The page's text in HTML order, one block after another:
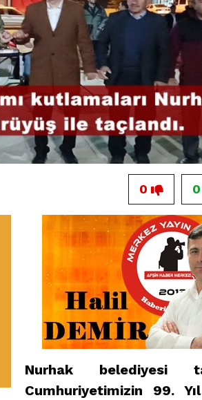
0
0
Nurhak belediyesi
Cumhuriyetimizin 99.